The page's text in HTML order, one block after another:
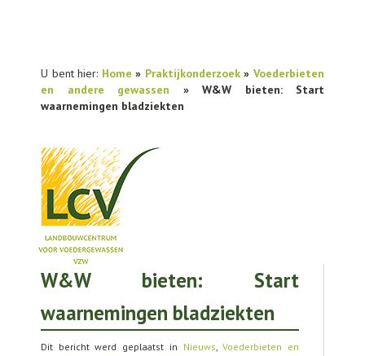
U bent hier: Home » Praktijkonderzoek»Voederbieten
en andere gewassen » W&W bieten: Start
waarnemingen bladziekten
NIEUWS
PRAKTIJKONDERZOEK
PUBLICATIES
W&W bieten: Start
waarnemingen bladziekten
Dit bericht werd geplaatst in Nieuws,Voederbieten en